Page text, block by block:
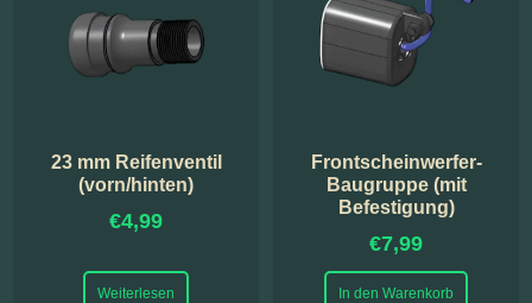
23 mm Reifenventil
(vorn/hinten)
€4,99
Weiterlesen
Frontscheinwerfer-
Baugruppe (mit
Befestigung)
€7,99
In den Warenkorb